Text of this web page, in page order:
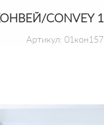
CONVEY
Артикул: